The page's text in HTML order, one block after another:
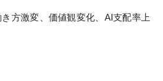
方激変、価値観変化、AI支配率上